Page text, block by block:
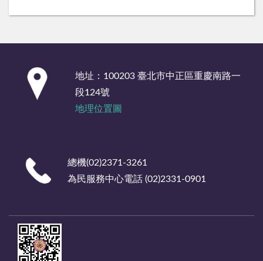
地址：100203 臺北市中正區重慶南路一
段124號
地理位置圖
總機(02)2371-3261
為民服務中心電話 (02)2331-0901